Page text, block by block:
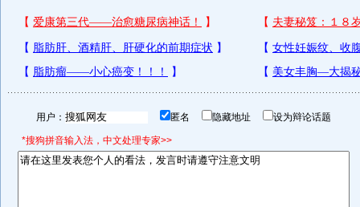
用户： 匿名 隐藏地址 设为辩论话题
*搜狗拼音输入法，中文处理专家>>